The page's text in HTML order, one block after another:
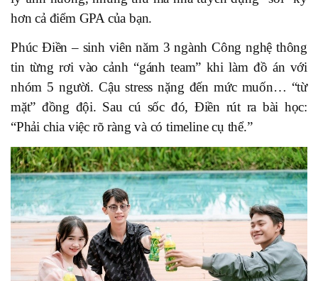
hơn cả điểm GPA của bạn.
Phúc Điền – sinh viên năm 3 ngành Công nghệ thông
tin từng rơi vào cảnh “gánh team” khi làm đồ án với
nhóm 5 người. Cậu stress nặng đến mức muốn… “từ
mặt” đồng đội. Sau cú sốc đó, Điền rút ra bài học:
“Phải chia việc rõ ràng và có timeline cụ thể.”